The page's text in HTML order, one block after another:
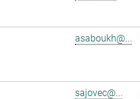
asaboukh@...
sajovec@...